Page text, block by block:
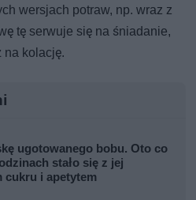
wersjach potraw, np. wraz z
tę serwuje się na śniadanie,
na kolację.
ugotowanego bobu. Oto co
stało się z jej
cukru i apetytem